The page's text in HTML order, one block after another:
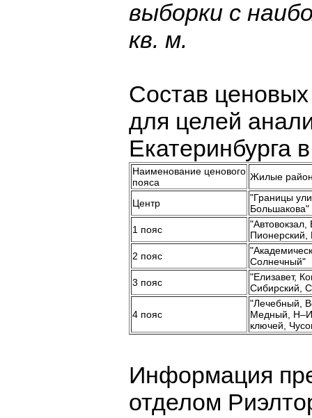
выборки с
кв. м.
Состав
для целей
Екатеринбурга
Наименование ценового
пояса
Жилые
Центр
"Границы
Большакова"
1 пояс
2 пояс
Солнечный"
3 пояс
"Елизавет,
Сибирский,
4 пояс
"Лечебный,
Медный,
ключей,
Информация
отделом